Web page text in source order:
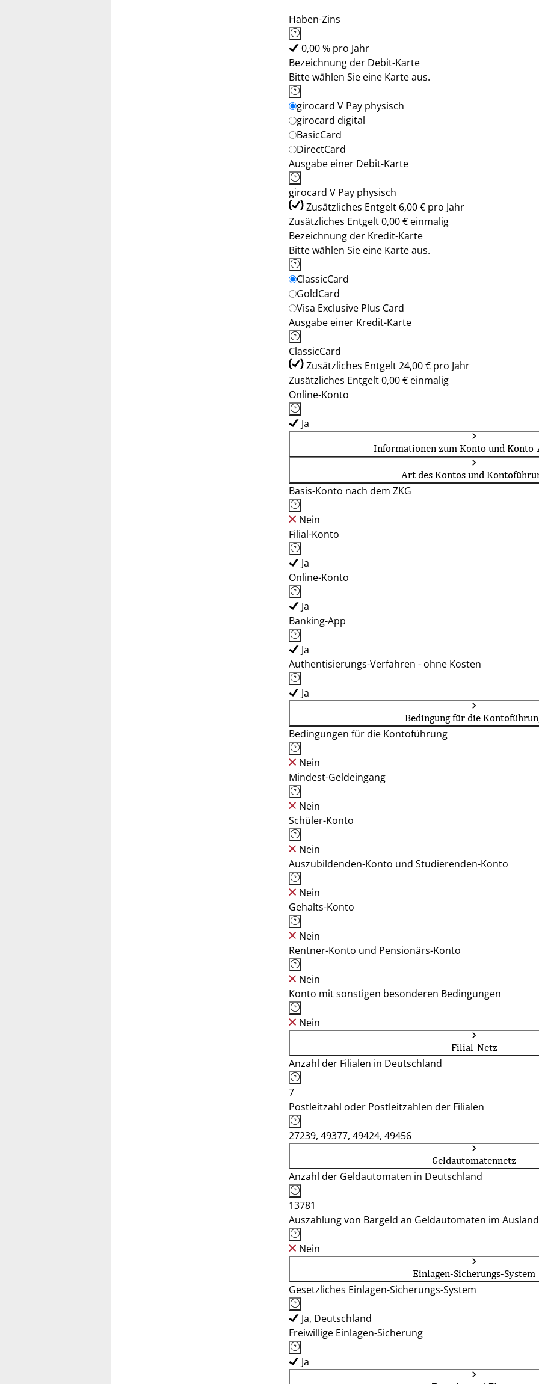
Haben-Zins
0,00 % pro Jahr
Bezeichnung der Debit-Karte
Bitte wählen Sie eine Karte aus.
girocard V Pay physisch
girocard digital
BasicCard
DirectCard
Ausgabe einer Debit-Karte
girocard V Pay physisch
Zusätzliches Entgelt 6,00 € pro Jahr
Zusätzliches Entgelt 0,00 € einmalig
Bezeichnung der Kredit-Karte
Bitte wählen Sie eine Karte aus.
ClassicCard
GoldCard
Visa Exclusive Plus Card
Ausgabe einer Kredit-Karte
ClassicCard
Zusätzliches Entgelt 24,00 € pro Jahr
Zusätzliches Entgelt 0,00 € einmalig
Online-Konto
Ja
Informationen zum Konto und
Art des Kontos und
Basis-Konto nach dem ZKG
Nein
Filial-Konto
Ja
Online-Konto
Ja
Banking-App
Ja
Authentisierungs-Verfahren - ohne Kosten
Ja
Bedingung für die
Bedingungen für die Kontoführung
Nein
Mindest-Geldeingang
Nein
Schüler-Konto
Nein
Auszubildenden-Konto und Studierenden-Konto
Nein
Gehalts-Konto
Nein
Rentner-Konto und Pensionärs-Konto
Nein
Konto mit sonstigen besonderen Bedingungen
Nein
Filial-Netz
Anzahl der Filialen in Deutschland
7
Postleitzahl oder Postleitzahlen der Filialen
27239, 49377, 49424, 49456
Geldautomatennetz
Anzahl der Geldautomaten in Deutschland
13781
Auszahlung von Bargeld an Geldautomaten im
Nein
Einlagen-Sicherungs-System
Gesetzliches Einlagen-Sicherungs-System
Ja, Deutschland
Freiwillige Einlagen-Sicherung
Ja